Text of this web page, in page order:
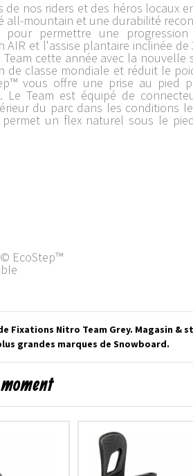
de nos riders et des héros
mountain et une durabilité
permettre une
et l'assise plantaire inclinée
cette année avec la
de classe mondiale et réduit le
vous offre une prise au pied
Le Team est équipé de
du parc dans les conditions
un flex naturel sous le
EcoStep™
Fixations Nitro Team Grey. Magasin
grandes marques de Snowboard.